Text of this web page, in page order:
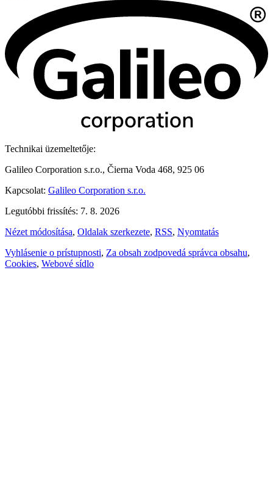
Technikai üzemeltetője:
Galileo Corporation s.r.o., Čierna Voda 468, 925 06
Kapcsolat: Galileo Corporation s.r.o.
Legutóbbi frissítés: 7. 8. 2026
Nézet módosítása, Oldalak szerkezete, RSS, Nyomtatás
Vyhlásenie o prístupnosti, Za obsah zodpovedá správca obsahu,
Cookies, Webové sídlo